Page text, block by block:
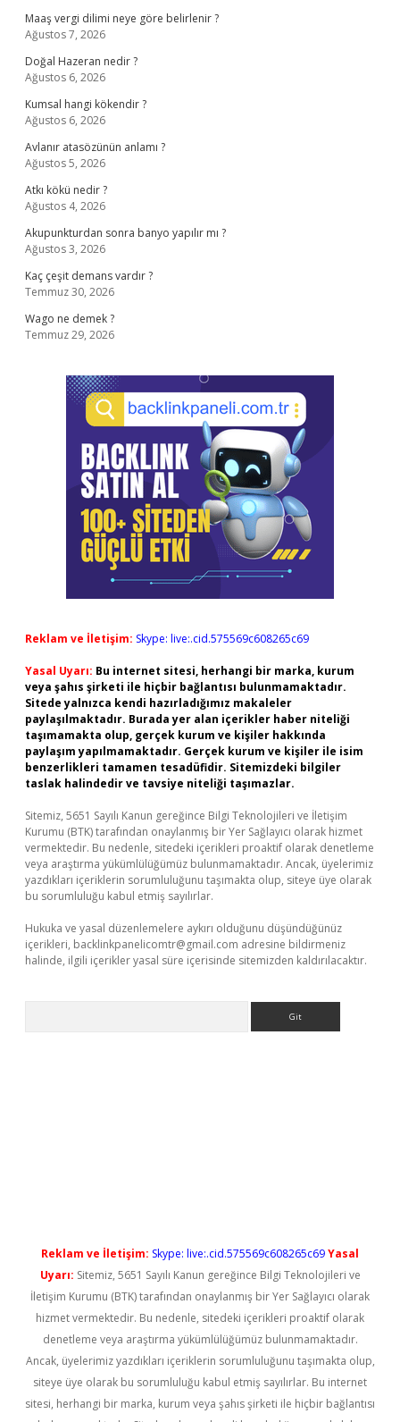
Maaş vergi dilimi neye göre belirlenir ?
Ağustos 7, 2026
Doğal Hazeran nedir ?
Ağustos 6, 2026
Kumsal hangi kökendir ?
Ağustos 6, 2026
Avlanır atasözünün anlamı ?
Ağustos 5, 2026
Atkı kökü nedir ?
Ağustos 4, 2026
Akupunkturdan sonra banyo yapılır mı ?
Ağustos 3, 2026
Kaç çeşit demans vardır ?
Temmuz 30, 2026
Wago ne demek ?
Temmuz 29, 2026
Reklam ve İletişim: Skype: live:.cid.575569c608265c69
Yasal Uyarı: Bu internet sitesi, herhangi bir marka, kurum
veya şahıs şirketi ile hiçbir bağlantısı bulunmamaktadır.
Sitede yalnızca kendi hazırladığımız makaleler
paylaşılmaktadır. Burada yer alan içerikler haber niteliği
taşımamakta olup, gerçek kurum ve kişiler hakkında
paylaşım yapılmamaktadır. Gerçek kurum ve kişiler ile isim
benzerlikleri tamamen tesadüfidir. Sitemizdeki bilgiler
taslak halindedir ve tavsiye niteliği taşımazlar.
Sitemiz, 5651 Sayılı Kanun gereğince Bilgi Teknolojileri ve İletişim
Kurumu (BTK) tarafından onaylanmış bir Yer Sağlayıcı olarak hizmet
vermektedir. Bu nedenle, sitedeki içerikleri proaktif olarak denetleme
veya araştırma yükümlülüğümüz bulunmamaktadır. Ancak, üyelerimiz
yazdıkları içeriklerin sorumluluğunu taşımakta olup, siteye üye olarak
bu sorumluluğu kabul etmiş sayılırlar.
Hukuka ve yasal düzenlemelere aykırı olduğunu düşündüğünüz
içerikleri, backlinkpanelicomtr@gmail.com adresine bildirmeniz
halinde, ilgili içerikler yasal süre içerisinde sitemizden kaldırılacaktır.
Reklam ve İletişim: Skype: live:.cid.575569c608265c69Yasal
Uyarı: Sitemiz, 5651 Sayılı Kanun gereğince Bilgi Teknolojileri ve
İletişim Kurumu (BTK) tarafından onaylanmış bir Yer Sağlayıcı olarak
hizmet vermektedir. Bu nedenle, sitedeki içerikleri proaktif olarak
denetleme veya araştırma yükümlülüğümüz bulunmamaktadır.
Ancak, üyelerimiz yazdıkları içeriklerin sorumluluğunu taşımakta olup,
siteye üye olarak bu sorumluluğu kabul etmiş sayılırlar. Bu internet
sitesi, herhangi bir marka, kurum veya şahıs şirketi ile hiçbir bağlantısı